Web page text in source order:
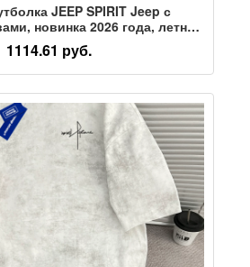
JEEP SPIRIT Jeep с
новинка 2026 года, летний
пара, мужская одежда G
1114.61 руб.